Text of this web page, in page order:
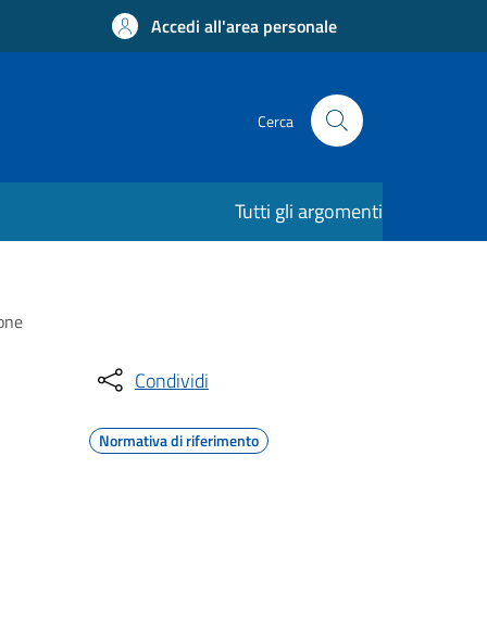
Accedi all'area personale
Cerca
Tutti gli argomenti
Condividi
Normativa di riferimento